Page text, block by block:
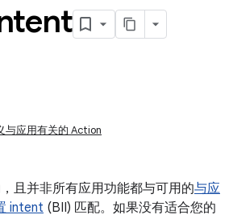
应用有关的 Action
且并非所有应用功能都与可用的与应
intent (BII) 匹配。如果没有适合您的